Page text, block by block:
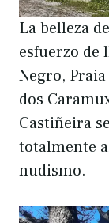
La belleza
esfuerzo de
Negro,
dos
Castiñeira
totalmente
nudismo.